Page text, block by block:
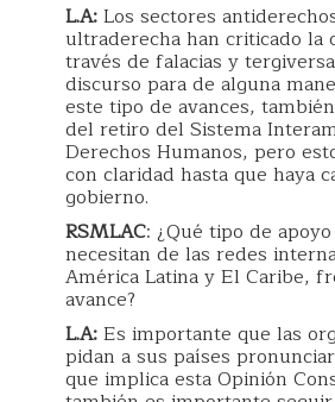
L.A:Los sectores
ultraderecha han criticado la
través de falacias y
discurso para de alguna
este tipo de avances,
del retiro del Sistema
Derechos Humanos, pero
con claridad hasta que haya
gobierno.
RSMLAC: ¿Qué tipo de
necesitan de las redes
América Latina y El Caribe,
avance?
L.A:Es importante que las
pidan a sus países
que implica esta Opinión